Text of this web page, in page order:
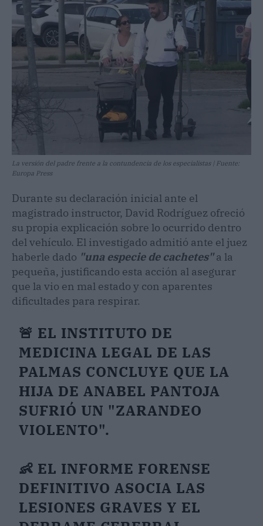
La versión del padre frente a la contundencia de los especialistas | Fuente:
Europa Press
Durante su declaración inicial ante el
magistrado instructor, David Rodríguez ofreció
su propia explicación sobre lo ocurrido dentro
del vehículo. El investigado admitió ante el juez
haberle dado "una especie de cachetes"a la
pequeña, justificando esta acción al asegurar
que la vio en mal estado y con aparentes
dificultades para respirar.
🚨 EL INSTITUTO DE
MEDICINA LEGAL DE LAS
PALMAS CONCLUYE QUE LA
HIJA DE ANABEL PANTOJA
SUFRIÓ UN "ZARANDEO
VIOLENTO".
👶 EL INFORME FORENSE
DEFINITIVO ASOCIA LAS
LESIONES GRAVES Y EL